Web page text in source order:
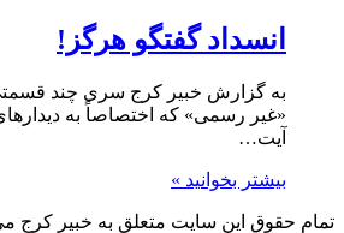
انسداد گفتگو هرگز!
به گزارش خبیر کرج سری چند قسمتی
«غیر رسمی» که اختصاصاً به
آیت…
بیشتر بخوانید »
تمام حقوق این سایت متعلق به خبیر کرج